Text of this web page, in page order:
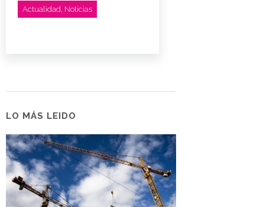
Actualidad Noticias
LO MÁS LEIDO